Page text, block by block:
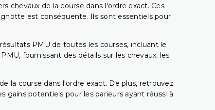
chevaux de la course dans l'ordre exact. Ces
est conséquente. Ils sont essentiels pour
PMU de toutes les courses, incluant le
fournissant des détails sur les chevaux, les
la course dans l'ordre exact. De plus, retrouvez
gains potentiels pour les parieurs ayant réussi à